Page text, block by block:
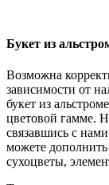
Букет из
Возможна
зависимости от
букет из
цветовой гамме.
связавшись с
можете
сухоцветы,